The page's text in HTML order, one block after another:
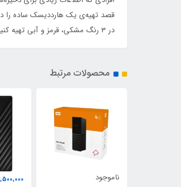
در 3 رنگ مشکی، قرمز و آبی تهیه کنید. برای افرادی که هاردهای زیادی دارند، استفاده از رنگ بندی برای تفکیک هارد کارایی دارد.
محصولات مرتبط
20,500,000 ناموجود